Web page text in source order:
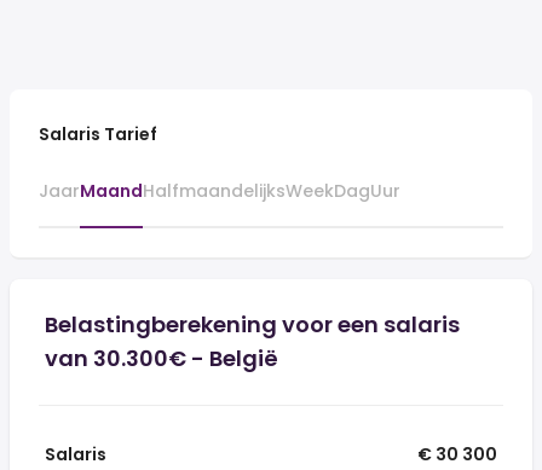
Salaris Tarief
JaarMaandHalfmaandelijksWeekDagUur
Belastingberekening voor een salaris
van 30.300€ - België
Salaris
€ 30 300